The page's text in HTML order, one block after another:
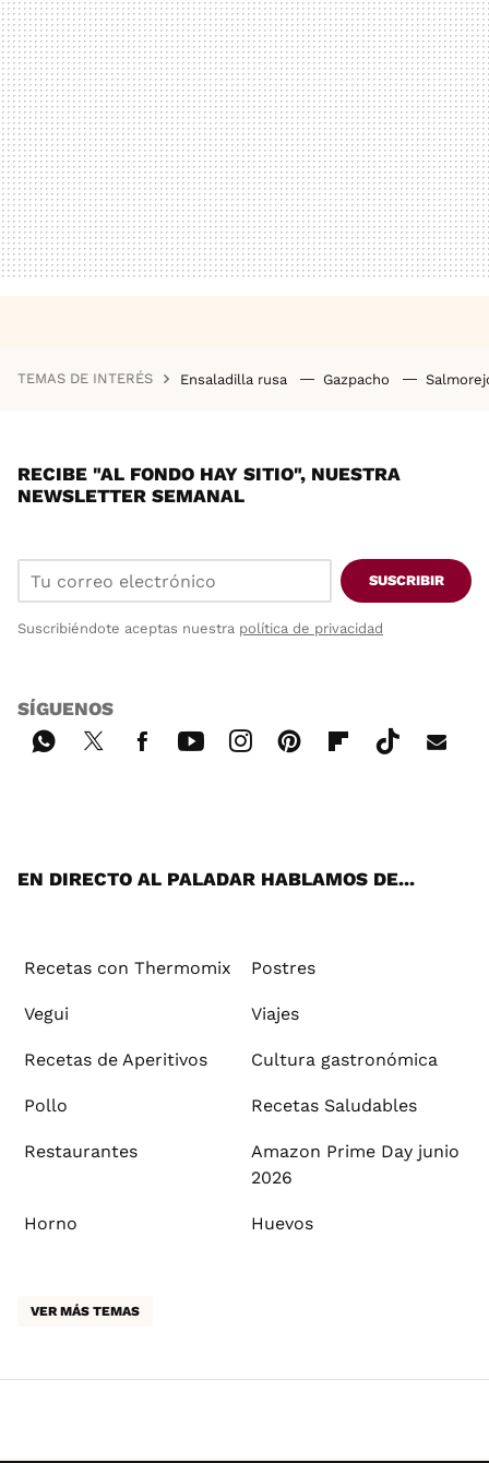
TEMAS DE INTERÉS Ensaladilla rusa Gazpacho
RECIBE "AL FONDO HAY SITIO", NUESTRA
NEWSLETTER SEMANAL
SUSCRIBIR
Suscribiéndote aceptas nuestra política de privacidad
SÍGUENOS
EN DIRECTO AL PALADAR HABLAMOS DE...
Recetas con Thermomix Postres
Vegui Viajes
Recetas de Aperitivos Cultura gastronómica
Pollo Recetas Saludables
Restaurantes
Amazon Prime Day junio
2026
Horno Huevos
VER MÁS TEMAS